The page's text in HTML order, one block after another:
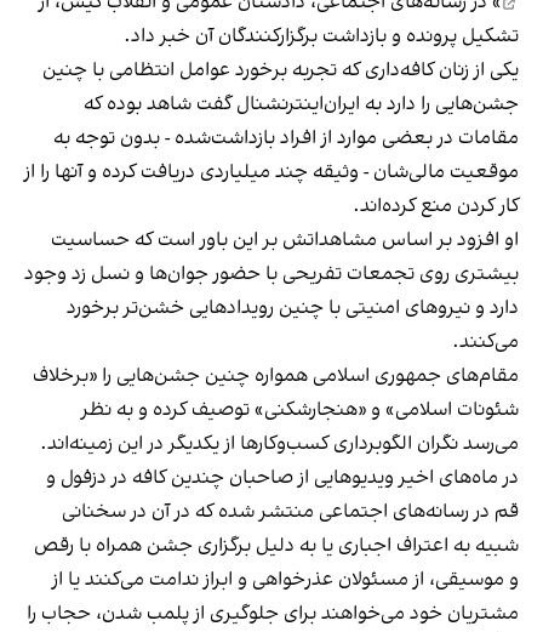
تشکیل پرونده و بازداشت برگزارکنندگان آن خبر داد.
یکی از زنان کافه‌داری که تجربه برخورد عوامل انتظامی با چنین
جشن‌هایی را دارد به ایران‌اینترنشنال گفت شاهد بوده که
مقامات در بعضی موارد از افراد بازداشت‌‌شده - بدون توجه به
موقعیت مالی‌شان - وثیقه چند میلیاردی دریافت کرده و آنها را از
کار کردن منع کرده‌اند.
او افزود بر اساس مشاهداتش بر این باور است که حساسیت
بیشتری روی تجمعات تفریحی با حضور جوان‌ها و نسل زد وجود
دارد و نیروهای امنیتی با چنین رویدادهایی خشن‌تر برخورد
می‌کنند.
مقام‌های جمهوری اسلامی همواره چنین جشن‌هایی را «برخلاف
شئونات اسلامی» و «هنجارشکنی» توصیف کرده و به نظر
می‌رسد نگران الگوبرداری کسب‌وکارها از یکدیگر در این زمینه‌اند.
در ماه‌های اخیر ویدیوهایی از صاحبان چندین کافه در دزفول و
قم در رسانه‌های اجتماعی منتشر شده که در آن در سخنانی
شبیه به اعتراف اجباری یا به دلیل برگزاری جشن همراه با رقص
و موسیقی، از مسئولان عذرخواهی و ابراز ندامت می‌کنند یا از
مشتریان خود می‌خواهند برای جلوگیری از پلمب شدن، حجاب را